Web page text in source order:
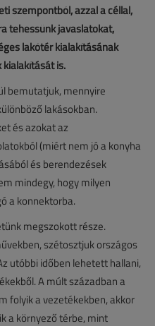
szempontból, azzal a céllal,
tehessünk javaslatokat,
lakótér kialakításának
is.
bemutatjuk, mennyire
lakásokban.
és azokat az
(miért nem jó a konyha
és berendezések
mindegy, hogy milyen
a konnektorba.
megszokott része.
szétosztjuk országos
utóbbi időben lehetett hallani,
A múlt században a
folyik a vezetékekben, akkor
a környező térbe, mint